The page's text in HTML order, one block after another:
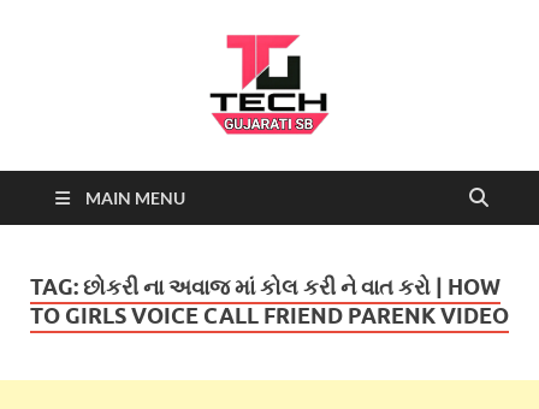
Tech
NEWS
news daily, new best tech gadgets
reviews which include mobiles,
Being a tech news site we cover …
MAIN MENU
TAG:છોકરી ના અવાજ માં કોલ કરી ને વાત કરો | HOW
TO GIRLS VOICE CALL FRIEND PARENK VIDEO